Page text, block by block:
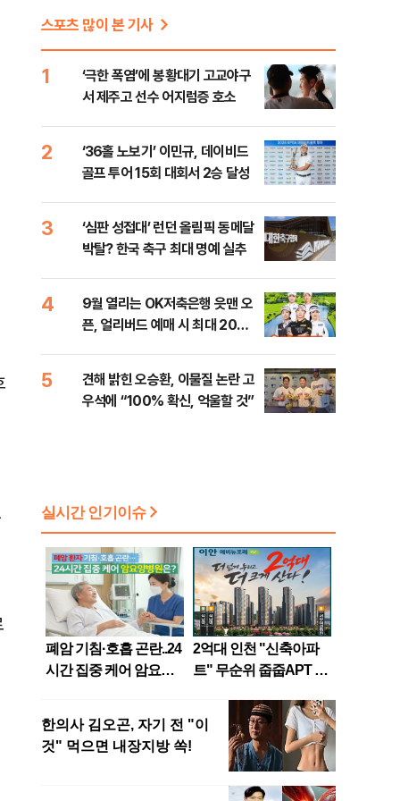
스포츠 많이 본 기사
1
‘극한 폭염’에 봉황대기 고교야구
서 제주고 선수 어지럼증 호소
2
‘36홀 노보기’ 이민규, 데이비드
골프 투어 15회 대회서 2승 달성
3
‘심판 성접대’ 런던 올림픽 동메달
박탈? 한국 축구 최대 명예 실추
4
9월 열리는 OK저축은행 읏맨 오
픈, 얼리버드 예매 시 최대 20%
5
견해 밝힌 오승환, 이물질 논란 고
우석에 “100% 확신, 억울할 것”